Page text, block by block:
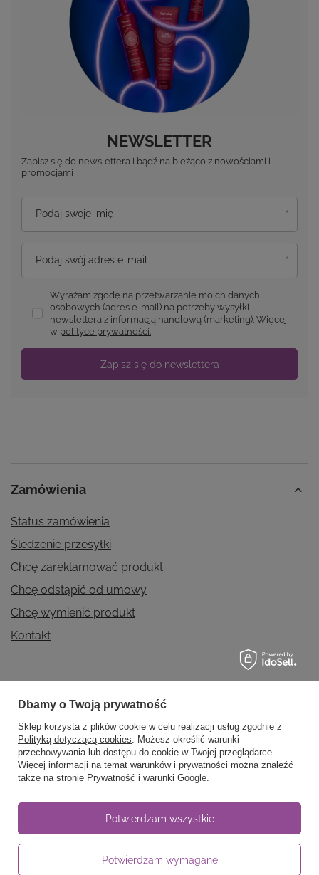
NEWSLETTER
Zapisz się do newslettera i bądź na bieżąco z nowościami i
promocjami
Podaj swoje imię
Podaj swój adres e-mail
Wyrażam zgodę na przetwarzanie moich danych
osobowych (adres e-mail) na potrzeby wysyłki
newslettera z informacją handlową (marketing). Więcej
w polityce prywatności.
Zapisz się do newslettera
Zamówienia
Status zamówienia
Śledzenie przesyłki
Chcę zareklamować produkt
Chcę odstąpić od umowy
Chcę wymienić produkt
Kontakt
Regulaminy
Dbamy o Twoją prywatność
Sklep korzysta z plików cookie w celu realizacji usług zgodnie z
Polityką dotyczącą cookies. Możesz określić warunki
przechowywania lub dostępu do cookie w Twojej przeglądarce.
Więcej informacji na temat warunków i prywatności można znaleźć
także na stronie Prywatność i warunki Google.
Potwierdzam wymagane
Potwierdzam wszystkie